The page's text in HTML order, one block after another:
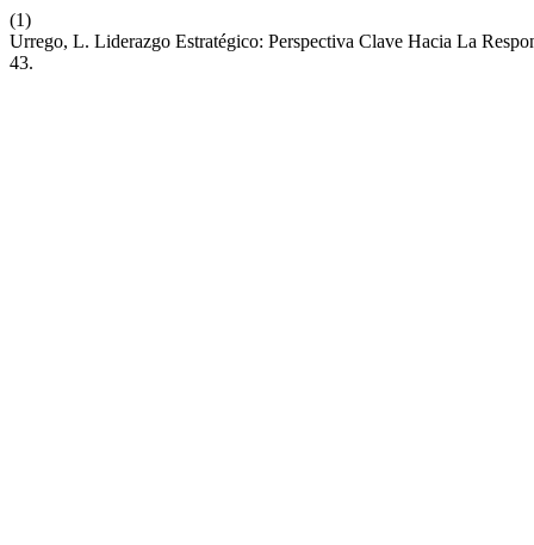
(1)
Urrego, L. Liderazgo Estratégico: Perspectiva Clave Hacia La
43.